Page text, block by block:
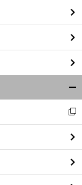
閉
る
新
し
い
ウ
ィ
ン